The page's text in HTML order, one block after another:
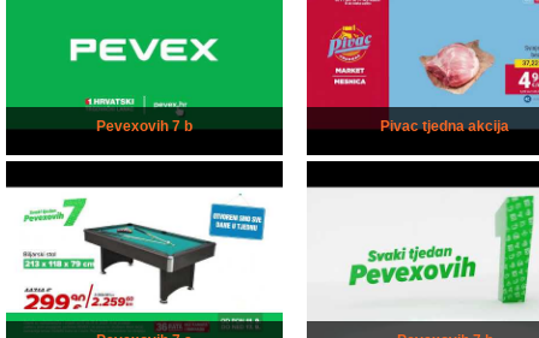
Pevexovih 7 b Pivac tjedna akcija